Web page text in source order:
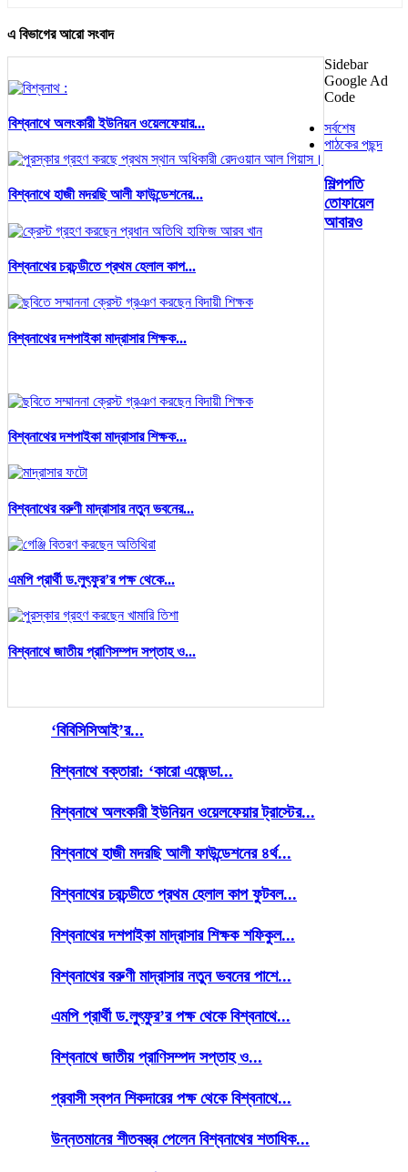
এ বিভাগের আরো সংবাদ
বিশ্বনাথে অলংকারী ইউনিয়ন ওয়েলফেয়ার...
বিশ্বনাথে হাজী মদরছি আলী ফাউন্ডেশনের...
বিশ্বনাথের চরচন্ডীতে প্রথম হেলাল কাপ...
বিশ্বনাথের দশপাইকা মাদ্রাসার শিক্ষক...
বিশ্বনাথের দশপাইকা মাদ্রাসার শিক্ষক...
বিশ্বনাথের বরুণী মাদ্রাসার নতুন ভবনের...
এমপি প্রার্থী ড.লুৎফুর’র পক্ষ থেকে...
বিশ্বনাথে জাতীয় প্রাণিসম্পদ সপ্তাহ ও...
Sidebar
Google Ad
Code
সর্বশেষ
পাঠকের পছন্দ
শিল্পপতি
তোফায়েল
আবারও
‘বিবিসিসিআই’র...
বিশ্বনাথে বক্তারা: ‘কারো এজেন্ডা...
বিশ্বনাথে অলংকারী ইউনিয়ন ওয়েলফেয়ার ট্রাস্টের...
বিশ্বনাথে হাজী মদরছি আলী ফাউন্ডেশনের ৪র্থ...
বিশ্বনাথের চরচন্ডীতে প্রথম হেলাল কাপ ফুটবল...
বিশ্বনাথের দশপাইকা মাদ্রাসার শিক্ষক শফিকুল...
বিশ্বনাথের বরুণী মাদ্রাসার নতুন ভবনের পাশে...
এমপি প্রার্থী ড.লুৎফুর’র পক্ষ থেকে বিশ্বনাথে...
বিশ্বনাথে জাতীয় প্রাণিসম্পদ সপ্তাহ ও...
প্রবাসী স্বপন শিকদারের পক্ষ থেকে বিশ্বনাথে...
উন্নতমানের শীতবস্ত্র পেলেন বিশ্বনাথের শতাধিক...